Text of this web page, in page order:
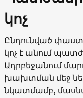
կոչ
Ընդունված
կոչ է անում
Ադրբեջանում
խախտման մեջ
նկատմամբ,